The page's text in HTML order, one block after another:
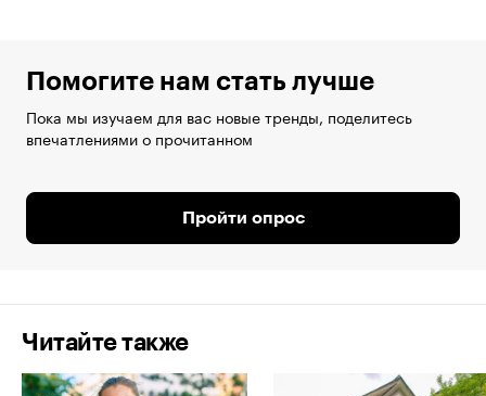
Помогите нам стать лучше
Пока мы изучаем для вас новые тренды, поделитесь
впечатлениями о прочитанном
Пройти опрос
Читайте также